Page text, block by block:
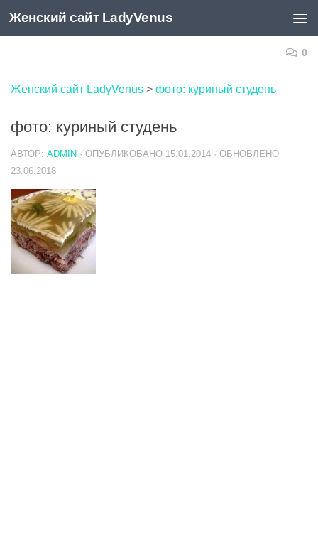
Skip to content
Женский сайт LadyVenus
0
Женский сайт LadyVenus > фото: куриный студень
фото: куриный студень
АВТОР: ADMIN · ОПУБЛИКОВАНО 15.01.2014 · ОБНОВЛЕНО
23.06.2018